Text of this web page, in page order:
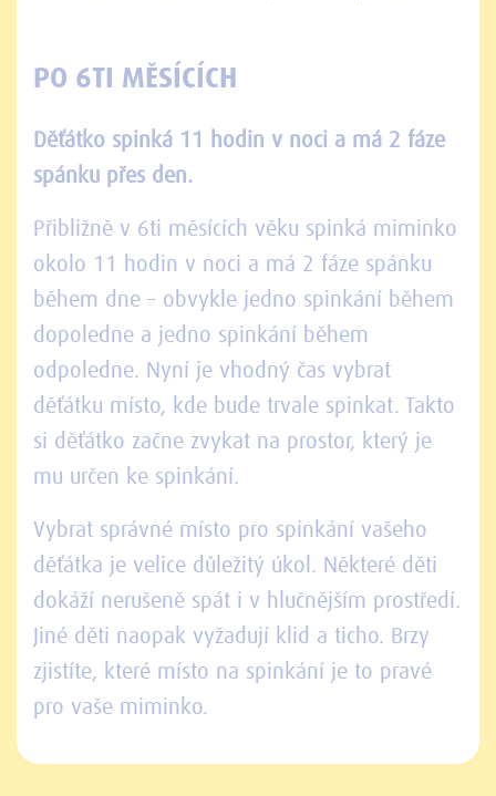
PO 6TI MĚSÍCÍCH
Děťátko spinká 11 hodin v noci a má 2 fáze
spánku přes den.
Přibližně v 6ti měsících věku spinká miminko
okolo 11 hodin v noci a má 2 fáze spánku
během dne – obvykle jedno spinkání během
dopoledne a jedno spinkání během
odpoledne. Nyní je vhodný čas vybrat
děťátku místo, kde bude trvale spinkat. Takto
si děťátko začne zvykat na prostor, který je
mu určen ke spinkání.
Vybrat správné místo pro spinkání vašeho
děťátka je velice důležitý úkol. Některé děti
dokáží nerušeně spát i v hlučnějším prostředí.
Jiné děti naopak vyžadují klid a ticho. Brzy
zjistíte, které místo na spinkání je to pravé
pro vaše miminko.